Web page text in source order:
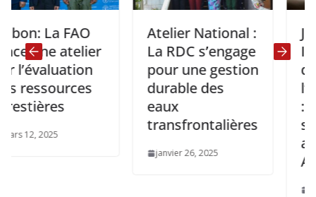
La FAO
atelier
2025
Atelier National :
La RDC s’engage
pour une gestion
durable des
transfrontalières
janvier 26, 2025
:
son
au